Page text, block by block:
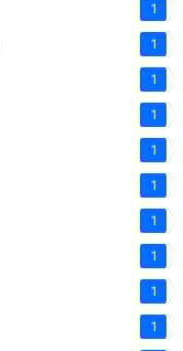
1
1
1
1
1
1
1
1
1
1